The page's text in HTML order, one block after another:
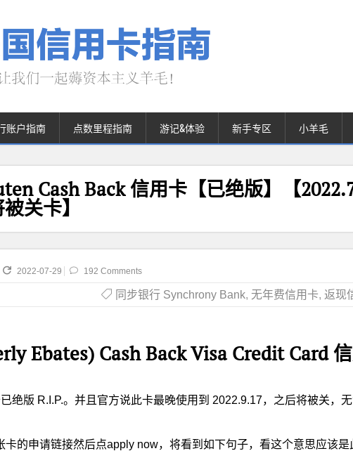
账户指南 点数里程指南 游记&体验 新手专区 小羊毛
Cash Back 信用卡【已绝版】【
关卡】
2022-07-29 192 Comments
同步银行 Synchrony Bank, 无年费信用卡, 返现
Ebates) Cash Back Visa Credit Card
绝版 R.I.P.。并且官方说此卡最晚使用到 2022.9.17，之后将被关，
卡的申请链接然后点apply now，将看到如下句子，看这个意思应该是